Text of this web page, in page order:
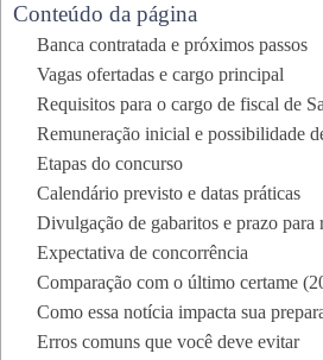
Conteúdo da página
Banca contratada e próximos passos
Vagas ofertadas e cargo principal
Requisitos para o cargo de fiscal de
Remuneração inicial e possibilidade
Etapas do concurso
Calendário previsto e datas práticas
Divulgação de gabaritos e prazo para
Expectativa de concorrência
Comparação com o último certame
Como essa notícia impacta sua
Erros comuns que você deve evitar